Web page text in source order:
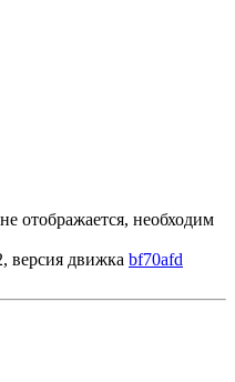
отображается, необходим
версия движка bf70afd